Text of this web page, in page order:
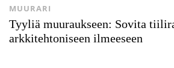
Tyyliä muuraukseen: Sovita
arkkitehtoniseen ilmeeseen
MUURARI